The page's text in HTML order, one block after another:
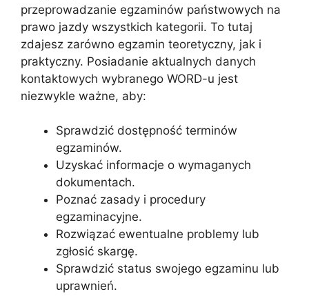
przeprowadzanie egzaminów państwowych na
prawo jazdy wszystkich kategorii. To tutaj
zdajesz zarówno egzamin teoretyczny, jak i
praktyczny. Posiadanie aktualnych danych
kontaktowych wybranego WORD-u jest
niezwykle ważne, aby:
Sprawdzić dostępność terminów
egzaminów.
Uzyskać informacje o wymaganych
dokumentach.
Poznać zasady i procedury
egzaminacyjne.
Rozwiązać ewentualne problemy lub
zgłosić skargę.
Sprawdzić status swojego egzaminu lub
uprawnień.